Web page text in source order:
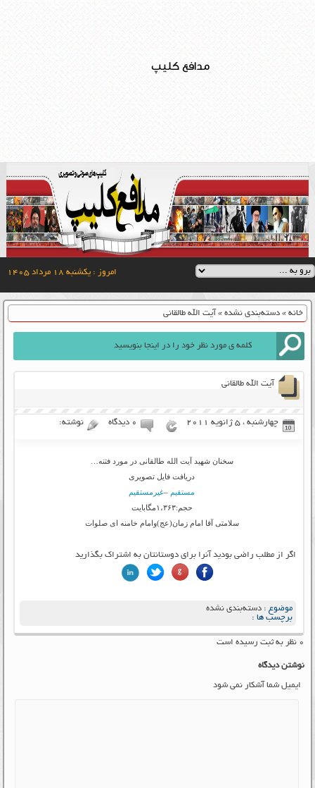
مدافع کلیپ
امروز : یکشنبه ۱۸ مرداد ۱۴۰۵
خانه» دسته‌بندی نشده» آیت الله طالقانی
آیت الله طالقانی
چهارشنبه ، 5 ژانویه 2011 ۰ دیدگاه نوشته:
سخنان شهید آیت الله طالقانی در مورد فتنه…
دریافت فایل تصویری
مستقیم –غیرمستقیم
حجم:۱،۳۶۳مگابایت
سلامتی آقا امام زمان(عج)وامام خامنه ای صلوات
اگر از مطلب راضی بودید آنرا برای دوستانتان به اشتراک بگذارید
موضوع :دسته‌بندی نشده
برچسب ها :
۰ نظر به ثبت رسیده است
نوشتن دیدگاه
ایمیل شما آشکار نمی شود